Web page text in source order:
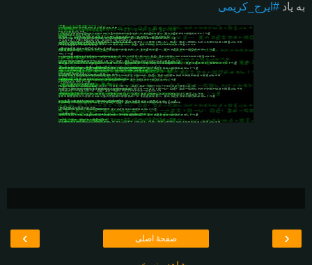
به یاد #ایرج_کریمی
‹
› صفحهٔ اصلی